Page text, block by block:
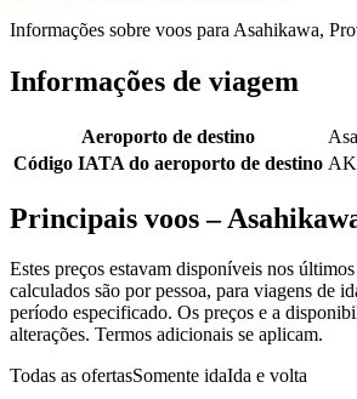
Informações sobre voos para Asahikawa,
Informações de viagem
Aeroporto de destino
Código IATA do aeroporto de destino
Principais voos –
Estes preços estavam disponíveis nos
calculados são por pessoa, para viagens de
período especificado. Os preços e a
alterações. Termos adicionais se aplicam.
Todas as ofertasSomente idaIda e volta